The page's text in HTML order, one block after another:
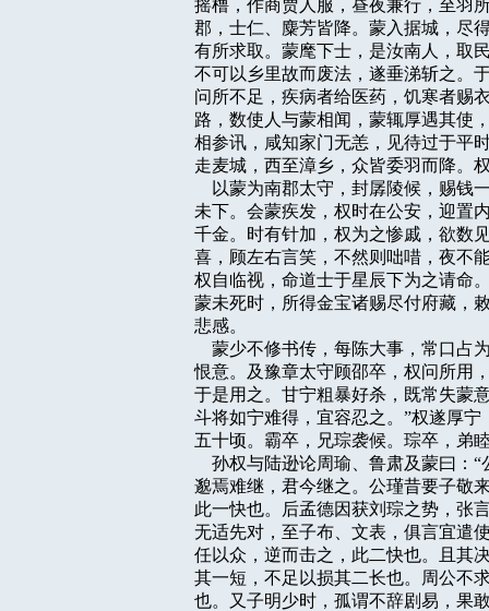
摇橹，作商贾人服，昼夜兼行，至羽
郡，士仁、麋芳皆降。蒙入据城，尽
有所求取。蒙麾下士，是汝南人，取
不可以乡里故而废法，遂垂涕斩之。
问所不足，疾病者给医药，饥寒者赐
路，数使人与蒙相闻，蒙辄厚遇其使
相参讯，咸知家门无恙，见待过于平
走麦城，西至漳乡，众皆委羽而降。
以蒙为南郡太守，封孱陵候，赐
未下。会蒙疾发，权时在公安，迎置
千金。时有针加，权为之惨戚，欲数
喜，顾左右言笑，不然则咄唶，夜不
权自临视，命道士于星辰下为之请命
蒙未死时，所得金宝诸赐尽付府藏，
悲感。
蒙少不修书传，每陈大事，常口
恨意。及豫章太守顾邵卒，权问所用
于是用之。甘宁粗暴好杀，既常失蒙
斗将如宁难得，宜容忍之。”权遂厚
五十顷。霸卒，兄琮袭候。琮卒，弟
孙权与陆逊论周瑜、鲁肃及蒙曰
邈焉难继，君今继之。公瑾昔要子敬
此一快也。后孟德因获刘琮之势，张
无适先对，至子布、文表，俱言宜遣
任以众，逆而击之，此二快也。且其
其一短，不足以损其二长也。周公不
也。又子明少时，孤谓不辞剧易，果